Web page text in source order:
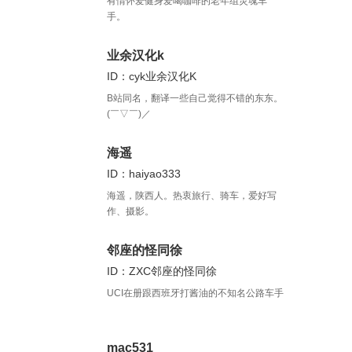
手。
业余汉化k
ID：cyk业余汉化K
B站同名，翻译一些自己觉得不错的东东。
(￣▽￣)／
海遥
ID：haiyao333
海遥，陕西人。热衷旅行、骑车，爱好写
作、摄影。
邻座的怪同徐
ID：ZXC邻座的怪同徐
UCI在册跟西班牙打酱油的不知名公路车手
mac531